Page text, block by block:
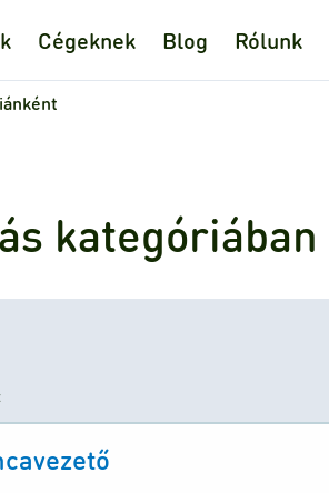
Cégeknek Blog Rólunk
kategóriában